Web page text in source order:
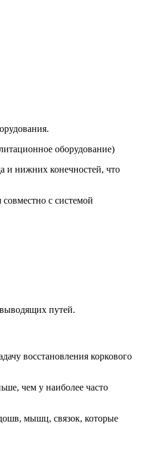
оборудование)
и нижних конечностей, что
с системой
путей.
восстановления коркового
чем у наиболее часто
мышц, связок, которые